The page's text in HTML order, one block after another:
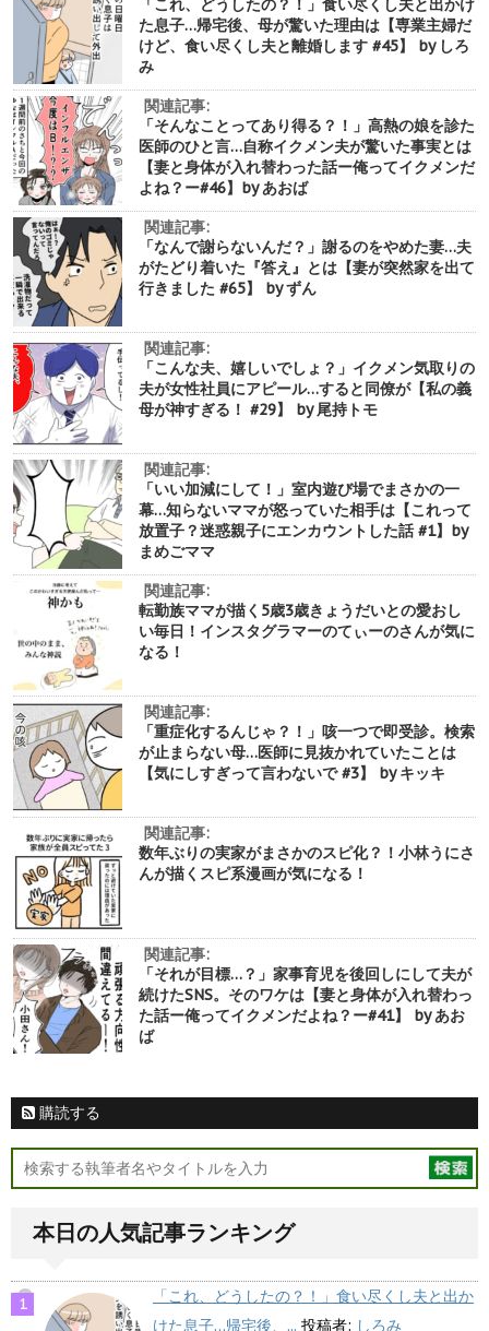
「これ、どうしたの？！」食い尽くし夫と出かけ
た息子…帰宅後、母が驚いた理由は【専業主婦だ
けど、食い尽くし夫と離婚します #45】 by しろ
み
関連記事:
「そんなことってあり得る？！」高熱の娘を診た
医師のひと言…自称イクメン夫が驚いた事実とは
【妻と身体が入れ替わった話ー俺ってイクメンだ
よね？ー#46】by あおば
関連記事:
「なんで謝らないんだ？」謝るのをやめた妻…夫
がたどり着いた『答え』とは【妻が突然家を出て
行きました #65】 by ずん
関連記事:
「こんな夫、嬉しいでしょ？」イクメン気取りの
夫が女性社員にアピール…すると同僚が【私の義
母が神すぎる！ #29】 by 尾持トモ
関連記事:
「いい加減にして！」室内遊び場でまさかの一
幕…知らないママが怒っていた相手は【これって
放置子？迷惑親子にエンカウントした話 #1】by
まめごママ
関連記事:
転勤族ママが描く5歳3歳きょうだいとの愛おし
い毎日！インスタグラマーのてぃーのさんが気に
なる！
関連記事:
「重症化するんじゃ？！」咳一つで即受診。検索
が止まらない母…医師に見抜かれていたことは
【気にしすぎって言わないで #3】 by キッキ
関連記事:
数年ぶりの実家がまさかのスピ化？！小林うにさ
んが描くスピ系漫画が気になる！
関連記事:
「それが目標…？」家事育児を後回しにして夫が
続けたSNS。そのワケは【妻と身体が入れ替わっ
た話ー俺ってイクメンだよね？ー#41】 by あお
ば
購読する
本日の人気記事ランキング
「これ、どうしたの？！」食い尽くし夫と出か
けた息子…帰宅後、... 投稿者: しろみ